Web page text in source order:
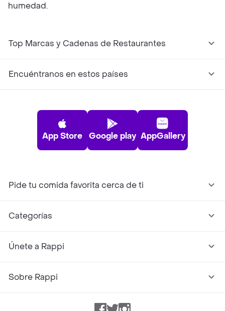
humedad.
Top Marcas y Cadenas de Restaurantes
Encuéntranos en estos países
App Store Google play AppGallery
Pide tu comida favorita cerca de ti
Categorías
Únete a Rappi
Sobre Rappi
Facebook
TwitterInstagram